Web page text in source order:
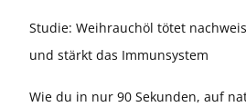
Studie: Weihrauchöl tötet
und stärkt das Immunsystem
Wie du in nur 90 Sekunden, auf